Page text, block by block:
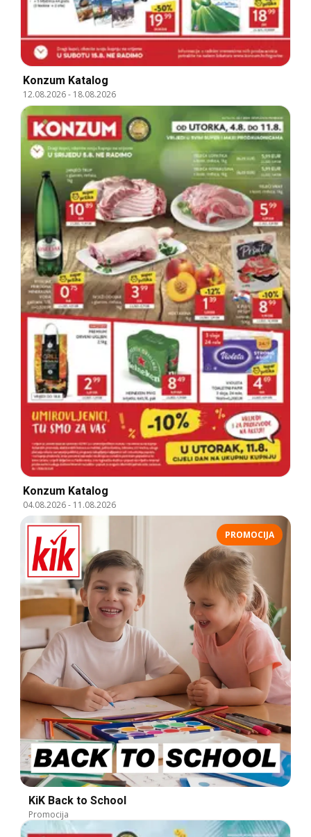
Konzum Katalog
12.08.2026- 18.08.2026
Konzum Katalog
04.08.2026- 11.08.2026
PROMOCIJA
KiK Back to School
Promocija